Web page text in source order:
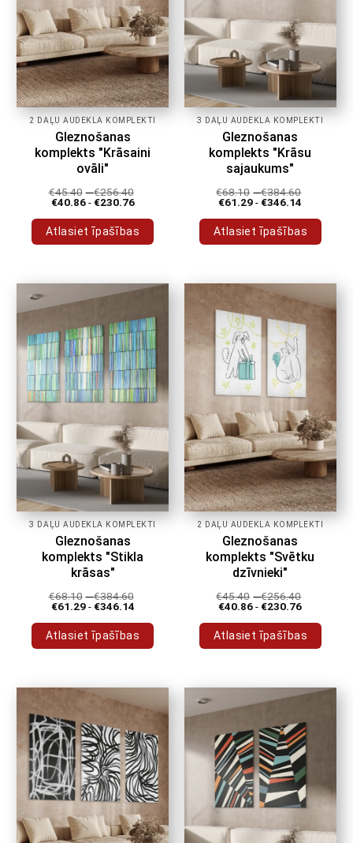
2 DAĻU AUDEKLA KOMPLEKTI
Gleznošanas
komplekts "Krāsaini
ovāli"
€45.40 -€256.40
€40.86-€230.76
Atlasiet īpašības
ir
vairāki
varianti.
Variantus
var
izvēlēties
produkta
lapā
3 DAĻU AUDEKLA KOMPLEKTI
Gleznošanas
komplekts "Krāsu
sajaukums"
€68.10 -€384.60
€61.29-€346.14
Atlasiet īpašības
ir
vairāki
varianti.
Variantus
var
izvēlēties
produkta
lapā
3 DAĻU AUDEKLA KOMPLEKTI
Gleznošanas
komplekts "Stikla
krāsas"
€68.10 -€384.60
€61.29-€346.14
Atlasiet īpašības
ir
vairāki
varianti.
Variantus
var
izvēlēties
produkta
lapā
2 DAĻU AUDEKLA KOMPLEKTI
Gleznošanas
komplekts "Svētku
dzīvnieki"
€45.40 -€256.40
€40.86-€230.76
Atlasiet īpašības
ir
vairāki
varianti.
Variantus
var
izvēlēties
produkta
lapā